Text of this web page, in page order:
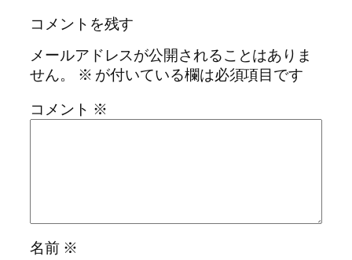
コメントを残す
メールアドレスが公開されることはありま
せん。
※ が付いている欄は必須項目です
コメント ※
名前 ※